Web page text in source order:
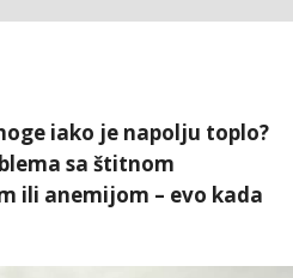
iako je napolju toplo?
sa štitnom
ili anemijom – evo kada